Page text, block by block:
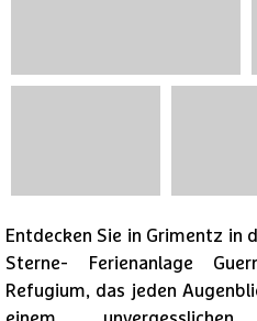
Entdecken Sie in Grimentz in
Sterne- Ferienanlage
Refugium, das jeden